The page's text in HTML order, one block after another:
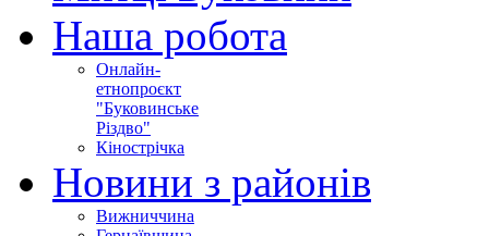
Наша робота
Онлайн-
етнопроєкт
"Буковинське
Різдво"
Кінострічка
Новини з районів
Вижниччина